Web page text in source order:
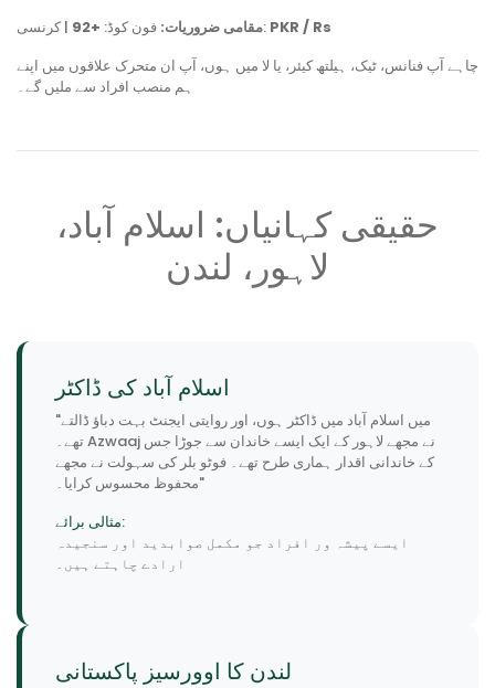
مقامی ضروریات: فون کوڈ: +92 | کرنسی: PKR / Rs
چاہے آپ فنانس، ٹیک، ہیلتھ کیئر، یا لا میں ہوں، آپ ان متحرک علاقوں میں اپنے
ہم منصب افراد سے ملیں گے۔
حقیقی کہانیاں: اسلام آباد،
لاہور، لندن
اسلام آباد کی ڈاکٹر
"میں اسلام آباد میں ڈاکٹر ہوں، اور روایتی ایجنٹ بہت دباؤ ڈالتے
تھے۔ Azwaaj نے مجھے لاہور کے ایک ایسے خاندان سے جوڑا جس
کے خاندانی اقدار ہماری طرح تھے۔ فوٹو بلر کی سہولت نے مجھے
محفوظ محسوس کرایا۔"
مثالی برائے:
ایسے پیشہ ور افراد جو مکمل صوابدید اور سنجیدہ
ارادے چاہتے ہیں۔
لندن کا اوورسیز پاکستانی